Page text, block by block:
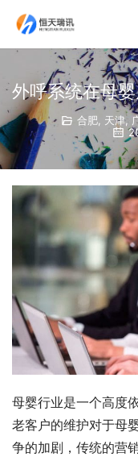
外呼系统在母
合肥, 天津,
母婴行业是一个高度
老客户的维护对于母
争的加剧，传统的营